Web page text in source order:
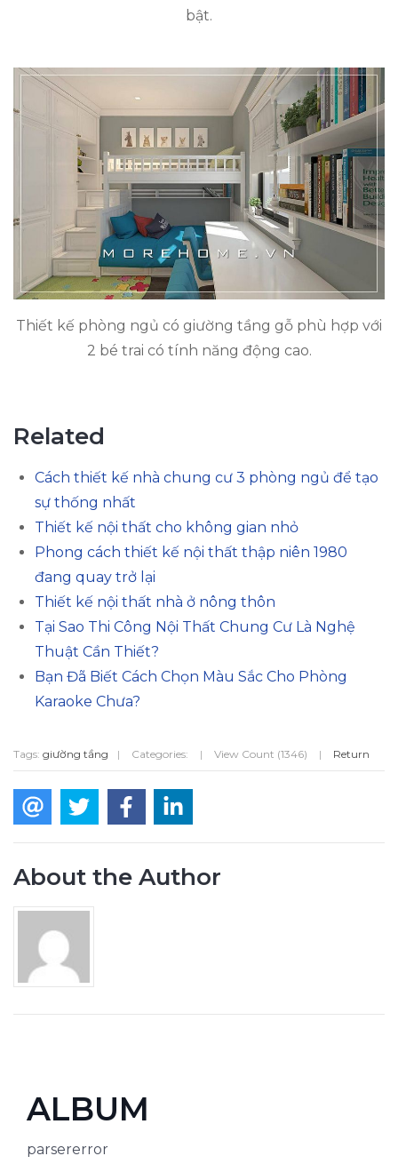
bật.
Thiết kế phòng ngủ có giường tầng gỗ phù hợp với
2 bé trai có tính năng động cao.
Related
Cách thiết kế nhà chung cư 3 phòng ngủ để tạo
sự thống nhất
Thiết kế nội thất cho không gian nhỏ
Phong cách thiết kế nội thất thập niên 1980
đang quay trở lại
Thiết kế nội thất nhà ở nông thôn
Tại Sao Thi Công Nội Thất Chung Cư Là Nghệ
Thuật Cần Thiết?
Bạn Đã Biết Cách Chọn Màu Sắc Cho Phòng
Karaoke Chưa?
Tags: giường tầng | Categories: | View Count (1346) | Return
About the Author
ALBUM
parsererror